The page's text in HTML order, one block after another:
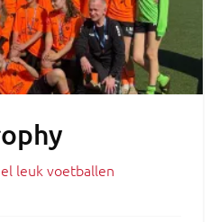
leuk voetballen